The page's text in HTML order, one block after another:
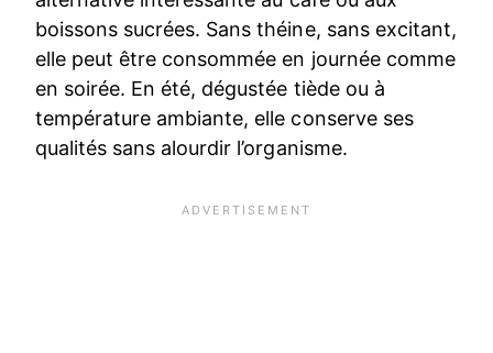
boissons sucrées. Sans théine, sans excitant,
elle peut être consommée en journée comme
en soirée. En été, dégustée tiède ou à
température ambiante, elle conserve ses
qualités sans alourdir l’organisme.